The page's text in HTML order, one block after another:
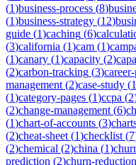
(1)business-process (8)
(1)business-strategy (12)
guide (1)caching (6)
(3)california (1)cam (1)
(1)canary (1)capacity (2)
(2)carbon-tracking (3)
management (2)case-study (
(1)category-pages (1)ccpa (2
(2)change-management (6)
(1)chart-of-accounts (3)
(2)cheat-sheet (1)checklist (7
(2)chemical (2)china (1)
prediction (2)churn-reduction